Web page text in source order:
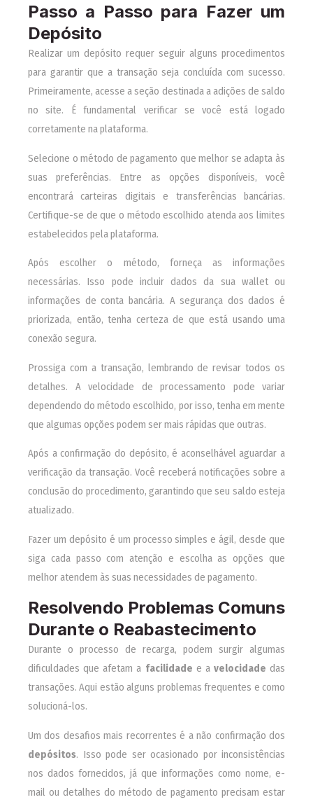
Passo a Passo para Fazer um
Depósito
Realizar um depósito requer seguir alguns procedimentos
para garantir que a transação seja concluída com sucesso.
Primeiramente, acesse a seção destinada a adições de saldo
no site. É fundamental verificar se você está logado
corretamente na plataforma.
Selecione o método de pagamento que melhor se adapta às
suas preferências. Entre as opções disponíveis, você
encontrará carteiras digitais e transferências bancárias.
Certifique-se de que o método escolhido atenda aos limites
estabelecidos pela plataforma.
Após escolher o método, forneça as informações
necessárias. Isso pode incluir dados da sua wallet ou
informações de conta bancária. A segurança dos dados é
priorizada, então, tenha certeza de que está usando uma
conexão segura.
Prossiga com a transação, lembrando de revisar todos os
detalhes. A velocidade de processamento pode variar
dependendo do método escolhido, por isso, tenha em mente
que algumas opções podem ser mais rápidas que outras.
Após a confirmação do depósito, é aconselhável aguardar a
verificação da transação. Você receberá notificações sobre a
conclusão do procedimento, garantindo que seu saldo esteja
atualizado.
Fazer um depósito é um processo simples e ágil, desde que
siga cada passo com atenção e escolha as opções que
melhor atendem às suas necessidades de pagamento.
Resolvendo Problemas Comuns
Durante o Reabastecimento
Durante o processo de recarga, podem surgir algumas
dificuldades que afetam a facilidade e a velocidade das
transações. Aqui estão alguns problemas frequentes e como
solucioná-los.
Um dos desafios mais recorrentes é a não confirmação dos
depósitos. Isso pode ser ocasionado por inconsistências
nos dados fornecidos, já que informações como nome, e-
mail ou detalhes do método de pagamento precisam estar